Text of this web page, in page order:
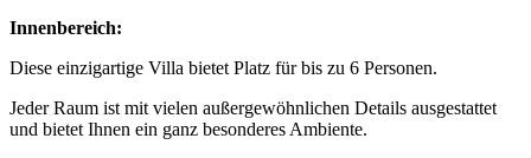
Innenbereich:
Diese einzigartige Villa bietet Platz für bis zu 6 Personen.
Jeder Raum ist mit vielen außergewöhnlichen Details ausgestattet
und bietet Ihnen ein ganz besonderes Ambiente.